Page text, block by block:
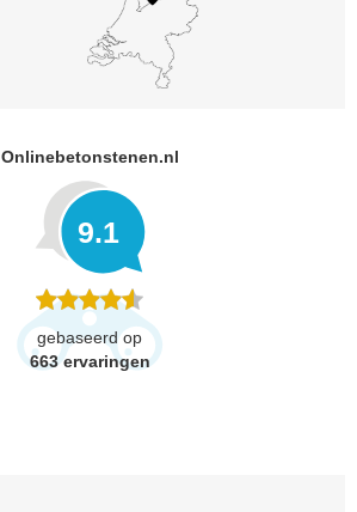
Onlinebetonstenen.nl
9.1
gebaseerd op
663 ervaringen